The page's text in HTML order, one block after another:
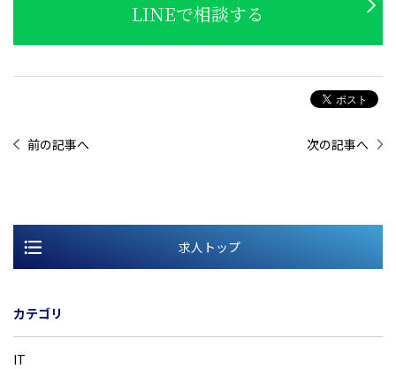
LINEで相談する
前の記事へ 次の記事へ
求人トップ
カテゴリ
IT